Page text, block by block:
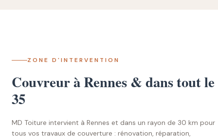
ZONE D'INTERVENTION
Couvreur à Rennes & dans tout le
35
MD Toiture intervient à Rennes et dans un rayon de 30 km pour
tous vos travaux de couverture : rénovation, réparation,